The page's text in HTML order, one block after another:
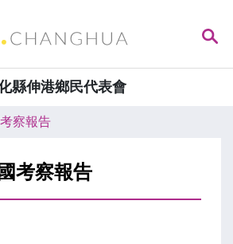
縣伸港鄉民代表會
察報告
考察報告